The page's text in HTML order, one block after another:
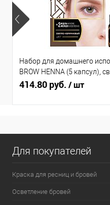
Набор для домашнего
BROW HENNA (5 капсул),
цвет
414.80 руб. / шт
Для покупателей
Краска для ресниц и бровей
Осветление бровей